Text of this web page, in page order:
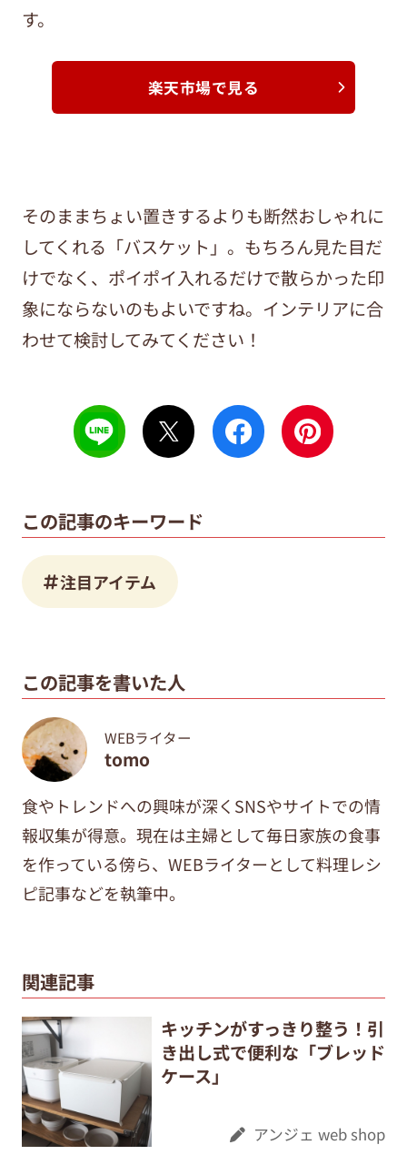
す。
楽天市場で見る
そのままちょい置きするよりも断然おしゃれに
してくれる「バスケット」。もちろん見た目だ
けでなく、ポイポイ入れるだけで散らかった印
象にならないのもよいですね。インテリアに合
わせて検討してみてください！
この記事のキーワード
注目アイテム
この記事を書いた人
WEBライター
tomo
食やトレンドへの興味が深くSNSやサイトでの情
報収集が得意。現在は主婦として毎日家族の食事
を作っている傍ら、WEBライターとして料理レシ
ピ記事などを執筆中。
関連記事
キッチンがすっきり整う！引
き出し式で便利な「ブレッド
ケース」
アンジェ web shop